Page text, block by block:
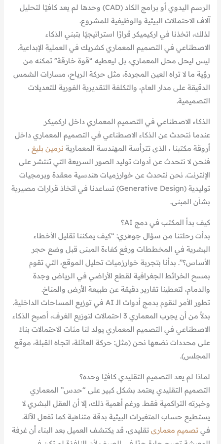
الرسم اليدوي أو برامج الكاد (CAD) وحدها لم يعد كافيًا لتحليل
آلاف الاحتمالات البيئية والوظيفية للمشروع.
لذلك، اتخذنا في اركيميكر قرارًا استراتيجيًا بتبني الذكاء
الاصطناعي في التصميم المعماري كشريك في العملية الإبداعية.
ليس ليحل محل المعماري، بل ليعطيه “قوة خارقة” تمكنه من
رؤية ما لا تراه العين المجردة، مثل حركة الرياح، مسارات الشمس
الدقيقة على مدار العام، والتكلفة التقديرية الفورية للتعديلات
التصميمية.
الذكاء الاصطناعي في التصميم المعماري داخل اركميكر
عندما نتحدث عن الذكاء الاصطناعي في التصميم المعماري داخل
أروقة مكتبنا ، الذى تترأسة المهندسة المعمارية نرمين بليغ ،
فنحن لا نتحدث عن أدوات توليد الصور السريعة التي تنتشر على
الإنترنت. نحن نتحدث عن خوارزميات هندسية معقدة وبرمجيات
توليدية (Generative Design) تساعدنا في اتخاذ قرارات مصيرية
بشأن المبنى.
كيف بدأ المكتب في دمج AI؟
بدأت رحلتنا من سؤال جوهري: “كيف يمكننا تقليل الأخطاء
البشرية في المخططات ورفع كفاءة المبنى قبل وضع حجر
الأساس؟”. بدأنا بتجربة خوارزميات تحليل الموقع، التي تقوم
بمسح الخرائط الجغرافية لقطع الأراضي في الرياض وجدة
والدمام، لتعطينا تقارير دقيقة عن طبيعة الأرض والمناخ.
تطور الأمر لنقوم بدمج أدوات الـ AI في توزيع المساحات الداخلية.
بدلاً من أن يجرب المعماري 3 احتمالات لتوزيع الغرف، أصبح الذكاء
الاصطناعي في التصميم المعماري يولد لنا مئات الاحتمالات بناءً
على محددات نضعها نحن (مثل: حركة العائلة، اتجاه القبلة، موقع
المجلس).
لماذا لم يعد التصميم التقليدي كافيًا وحده؟
التصميم التقليدي يعتمد بشكل كبير على “حدس” المعماري
وخبرته التراكمية فقط. ورغم أهمية ذلك، إلا أن العقل البشري لا
يستطيع حساب المتغيرات البيئية بدقة متناهية كما تفعل الآلة.
فيتصميم معمارى تقليدى، قد يكتشف العميل بعد البناء أن غرفة